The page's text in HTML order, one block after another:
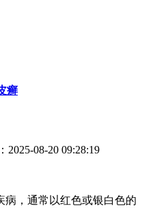
癣
08-20 09:28:19
病，通常以红色或银白色的